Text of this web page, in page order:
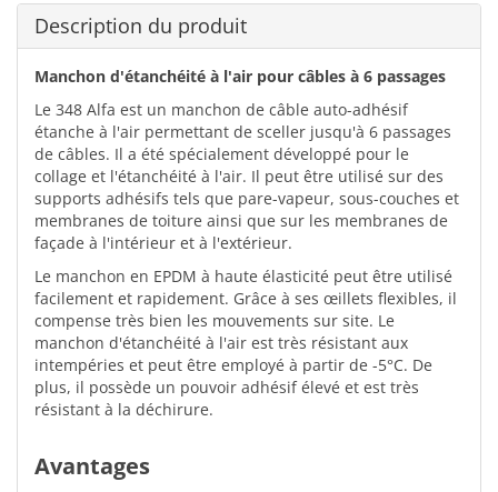
Description du produit
Manchon d'étanchéité à l'air pour câbles à 6 passages
Le 348 Alfa est un manchon de câble auto-adhésif
étanche à l'air permettant de sceller jusqu'à 6 passages
de câbles. Il a été spécialement développé pour le
collage et l'étanchéité à l'air. Il peut être utilisé sur des
supports adhésifs tels que pare-vapeur, sous-couches et
membranes de toiture ainsi que sur les membranes de
façade à l'intérieur et à l'extérieur.
Le manchon en EPDM à haute élasticité peut être utilisé
facilement et rapidement. Grâce à ses œillets flexibles, il
compense très bien les mouvements sur site. Le
manchon d'étanchéité à l'air est très résistant aux
intempéries et peut être employé à partir de -5°C. De
plus, il possède un pouvoir adhésif élevé et est très
résistant à la déchirure.
Avantages